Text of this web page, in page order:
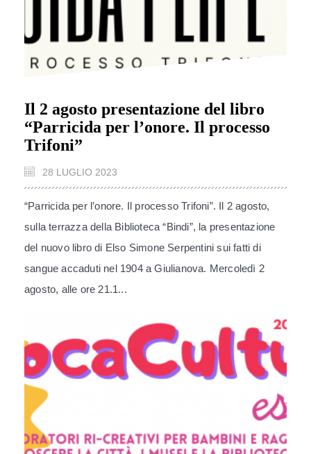
Il 2 agosto presentazione del libro
“Parricida per l’onore. Il processo
Trifoni”
28 LUGLIO 2023
“Parricida per l’onore. Il processo Trifoni”. Il 2 agosto,
sulla terrazza della Biblioteca “Bindi”, la presentazione
del nuovo libro di Elso Simone Serpentini sui fatti di
sangue accaduti nel 1904 a Giulianova. Mercoledì 2
agosto, alle ore 21.1...